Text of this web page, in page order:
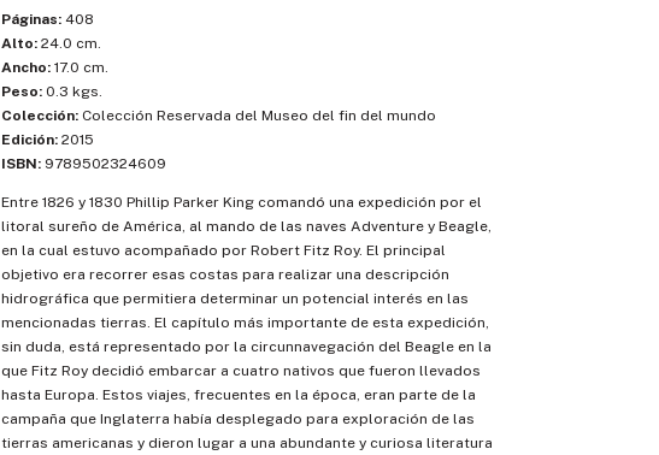
Páginas: 408
Alto: 24.0 cm.
Ancho: 17.0 cm.
Peso: 0.3 kgs.
Colección: Colección Reservada del Museo del fin del mundo
Edición: 2015
ISBN: 9789502324609
Entre 1826 y 1830 Phillip Parker King comandó una expedición por el
litoral sureño de América, al mando de las naves Adventure y Beagle,
en la cual estuvo acompañado por Robert Fitz Roy. El principal
objetivo era recorrer esas costas para realizar una descripción
hidrográfica que permitiera determinar un potencial interés en las
mencionadas tierras. El capítulo más importante de esta expedición,
sin duda, está representado por la circunnavegación del Beagle en la
que Fitz Roy decidió embarcar a cuatro nativos que fueron llevados
hasta Europa. Estos viajes, frecuentes en la época, eran parte de la
campaña que Inglaterra había desplegado para exploración de las
tierras americanas y dieron lugar a una abundante y curiosa literatura